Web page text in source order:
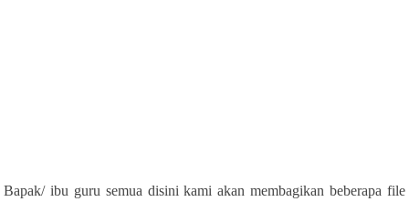
Bapak/ ibu guru semua disini kami akan membagikan beberapa file